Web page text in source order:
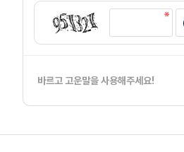
바르고 고운말을 사용해주세요!